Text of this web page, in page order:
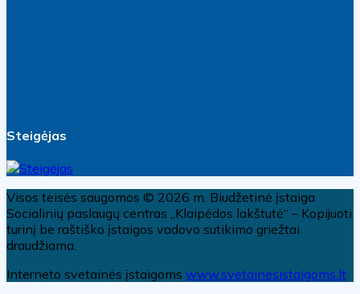
Steigėjas
Visos teisės saugomos © 2026 m. Biudžetinė įstaiga
Socialinių paslaugų centras „Klaipėdos lakštutė“ – Kopijuoti
turinį be raštiško įstaigos vadovo sutikimo griežtai
draudžiama.
Interneto svetainės įstaigoms www.svetainesistaigoms.lt